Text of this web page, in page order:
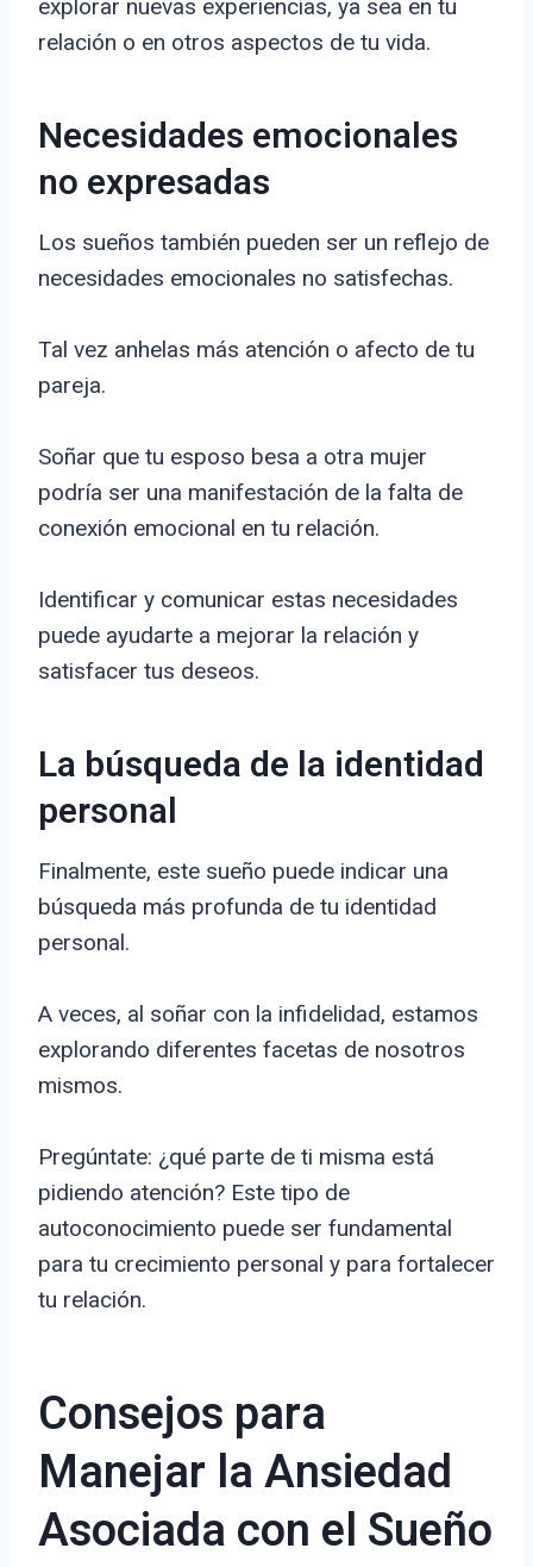
explorar nuevas experiencias, ya sea en tu
relación o en otros aspectos de tu vida.
Necesidades emocionales
no expresadas
Los sueños también pueden ser un reflejo de
necesidades emocionales no satisfechas.
Tal vez anhelas más atención o afecto de tu
pareja.
Soñar que tu esposo besa a otra mujer
podría ser una manifestación de la falta de
conexión emocional en tu relación.
Identificar y comunicar estas necesidades
puede ayudarte a mejorar la relación y
satisfacer tus deseos.
La búsqueda de la identidad
personal
Finalmente, este sueño puede indicar una
búsqueda más profunda de tu identidad
personal.
A veces, al soñar con la infidelidad, estamos
explorando diferentes facetas de nosotros
mismos.
Pregúntate: ¿qué parte de ti misma está
pidiendo atención? Este tipo de
autoconocimiento puede ser fundamental
para tu crecimiento personal y para fortalecer
tu relación.
Consejos para
Manejar la Ansiedad
Asociada con el Sueño